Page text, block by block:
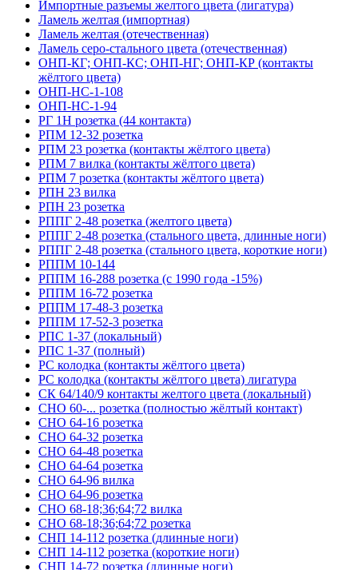
Импортные разъемы желтого цвета (лигатура)
Ламель желтая (импортная)
Ламель желтая (отечественная)
Ламель серо-стального цвета (отечественная)
ОНП-КГ; ОНП-КС; ОНП-НГ; ОНП-КР (контакты
жёлтого цвета)
ОНП-НС-1-108
ОНП-НС-1-94
РГ 1Н розетка (44 контакта)
РПМ 12-32 розетка
РПМ 23 розетка (контакты жёлтого цвета)
РПМ 7 вилка (контакты жёлтого цвета)
РПМ 7 розетка (контакты жёлтого цвета)
РПН 23 вилка
РПН 23 розетка
РППГ 2-48 розетка (желтого цвета)
РППГ 2-48 розетка (стального цвета, длинные ноги)
РППГ 2-48 розетка (стального цвета, короткие ноги)
РППМ 10-144
РППМ 16-288 розетка (с 1990 года -15%)
РППМ 16-72 розетка
РППМ 17-48-3 розетка
РППМ 17-52-3 розетка
РПС 1-37 (локальный)
РПС 1-37 (полный)
РС колодка (контакты жёлтого цвета)
РС колодка (контакты жёлтого цвета) лигатура
СК 64/140/9 контакты желтого цвета (локальный)
СНО 60-... розетка (полностью жёлтый контакт)
СНО 64-16 розетка
СНО 64-32 розетка
СНО 64-48 розетка
СНО 64-64 розетка
СНО 64-96 вилка
СНО 64-96 розетка
СНО 68-18;36;64;72 вилка
СНО 68-18;36;64;72 розетка
СНП 14-112 розетка (длинные ноги)
СНП 14-112 розетка (короткие ноги)
СНП 14-72 розетка (длинные ноги)